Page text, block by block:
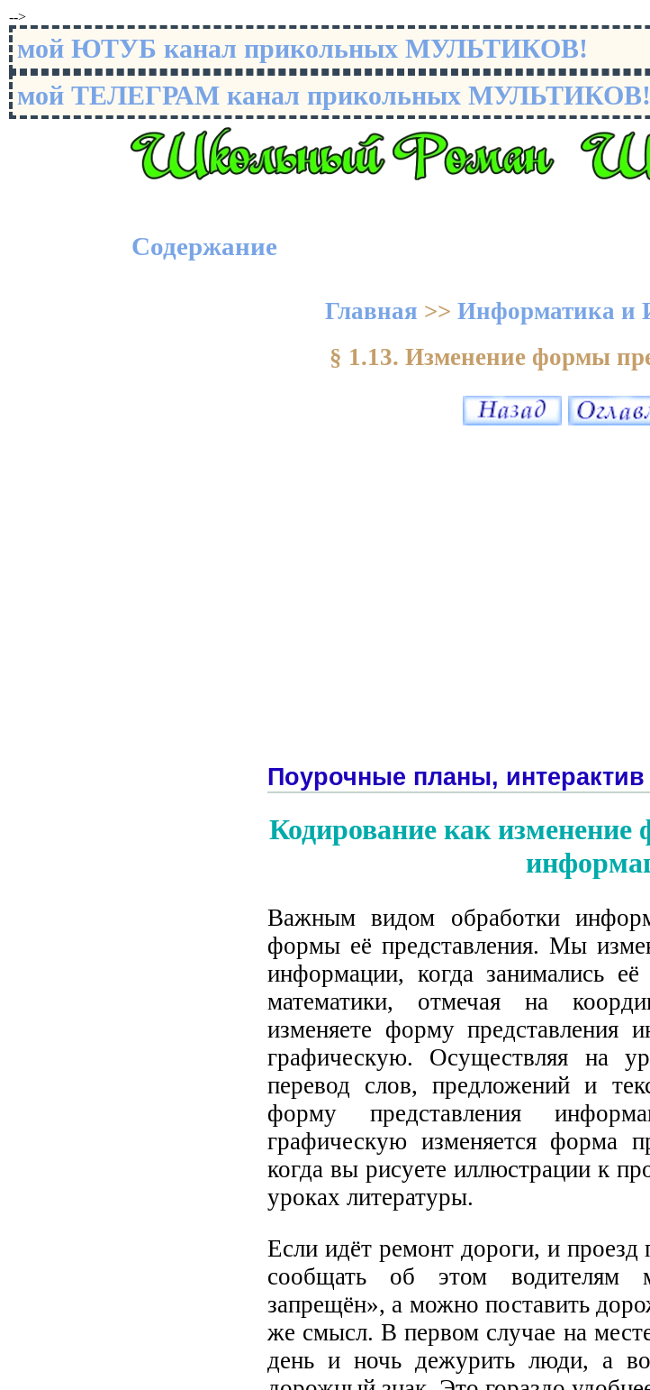
-->
мой ЮТУБ канал прикольных МУЛЬТИКОВ!
мой ТЕЛЕГРАМ канал прикольных МУЛЬТИКОВ!
Содержание
Главная >> Информатика и
§ 1.13. Изменение формы
Поурочные планы, интерактив
Кодирование как
Важным видом обработки
формы её представления. Мы
информации, когда занимались
математики, отмечая на
изменяете форму представления
графическую. Осуществляя на
перевод слов, предложений и
форму представления
графическую изменяется форма
когда вы рисуете иллюстрации к
уроках литературы.
Если идёт ремонт дороги, и проезд
сообщать об этом водителям
запрещён», а можно поставить
же смысл. В первом случае на
день и ночь дежурить люди, а